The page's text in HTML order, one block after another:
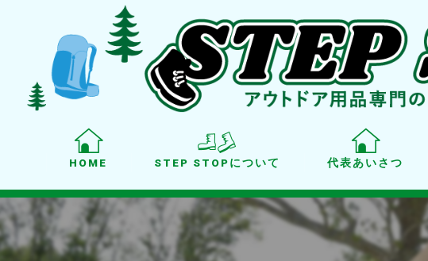
HOME STEP STOPについて 代表あいさつ